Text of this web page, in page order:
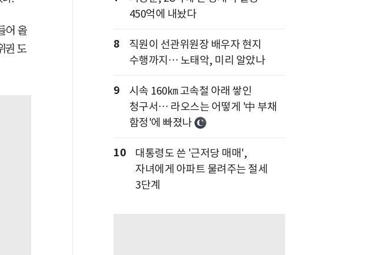
어 올
권 도
450억에 내놨다
8
직원이 선관위원장 배우자 현지
수행까지… 노태악, 미리 알았나
9
시속 160㎞ 고속철 아래 쌓인
청구서… 라오스는 어떻게 '中 부채
함정'에 빠졌나
10
대통령도 쓴 '근저당 매매',
자녀에게 아파트 물려주는 절세
3단계